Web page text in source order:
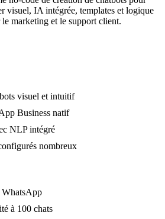
visuel, IA intégrée, templates et logique
marketing et le support client.
visuel et intuitif
Business natif
NLP intégré
nombreux
à 100 chats